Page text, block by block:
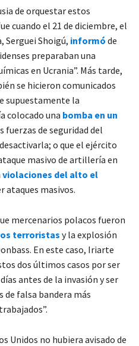
de orquestar estos
cuando el 21 de diciembre, el
Serguei Shoigú, informó de
preparaban una
en Ucrania”. Más tarde,
se hicieron comunicados
supuestamente la
colocado una bomba en un
fuerzas de seguridad del
o que el ejército
masivo de artillería en
violaciones del alto el
ataques masivos.
mercenarios polacos fueron
terroristas y la explosión
En este caso, Iriarte
dos últimos casos por ser
antes de la invasión y ser
falsa bandera más
Unidos no hubiera avisado de